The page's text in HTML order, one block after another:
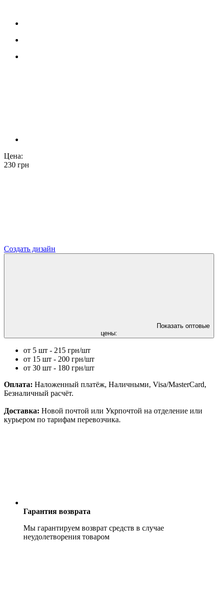
Цена:
230 грн
Создать дизайн
Показать оптовые
цены:
от 5 шт - 215 грн/шт
от 15 шт - 200 грн/шт
от 30 шт - 180 грн/шт
Оплата: Наложенный платёж, Наличными, Visa/MasterCard,
Безналичный расчёт.
Доставка: Новой почтой или Укрпочтой на отделение или
курьером по тарифам перевозчика.
Гарантия возврата
Мы гарантируем возврат средств в случае
неудолетворения товаром